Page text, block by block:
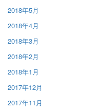
2018年5月
2018年4月
2018年3月
2018年2月
2018年1月
2017年12月
2017年11月